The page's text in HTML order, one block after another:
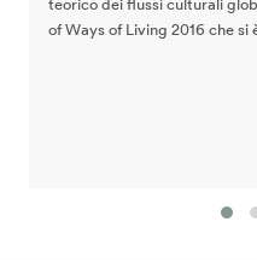
of Ways of Living 2016 che